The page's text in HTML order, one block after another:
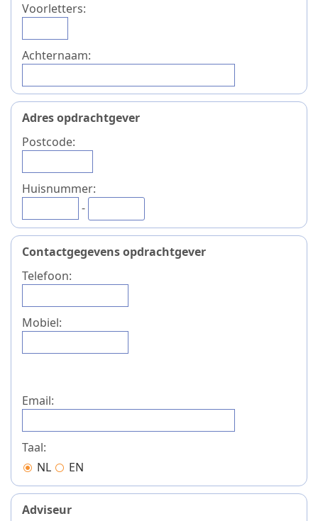
Voorletters:
Achternaam:
Adres opdrachtgever
Postcode:
Huisnummer:
-
Contactgegevens opdrachtgever
Telefoon:
Mobiel:
Email:
Taal:
NL
EN
Adviseur